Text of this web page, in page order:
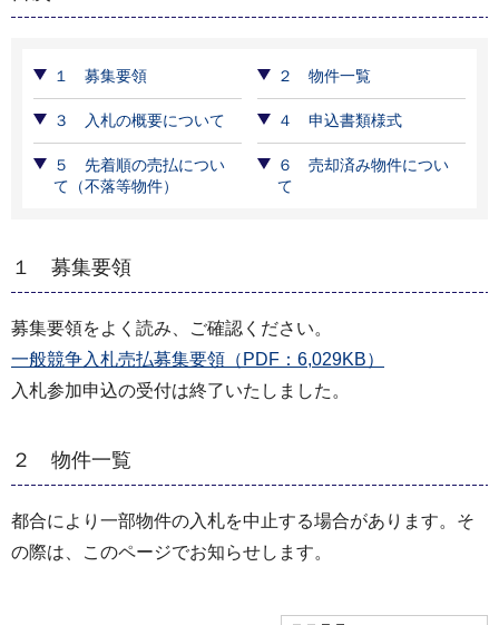
１ 募集要領 ２ 物件一覧
３ 入札の概要について ４ 申込書類様式
５ 先着順の売払につい
て（不落等物件）
６ 売却済み物件につい
て
１ 募集要領
募集要領をよく読み、ご確認ください。
一般競争入札売払募集要領（PDF：6,029KB）
入札参加申込の受付は終了いたしました。
２ 物件一覧
都合により一部物件の入札を中止する場合があります。そ
の際は、このページでお知らせします。